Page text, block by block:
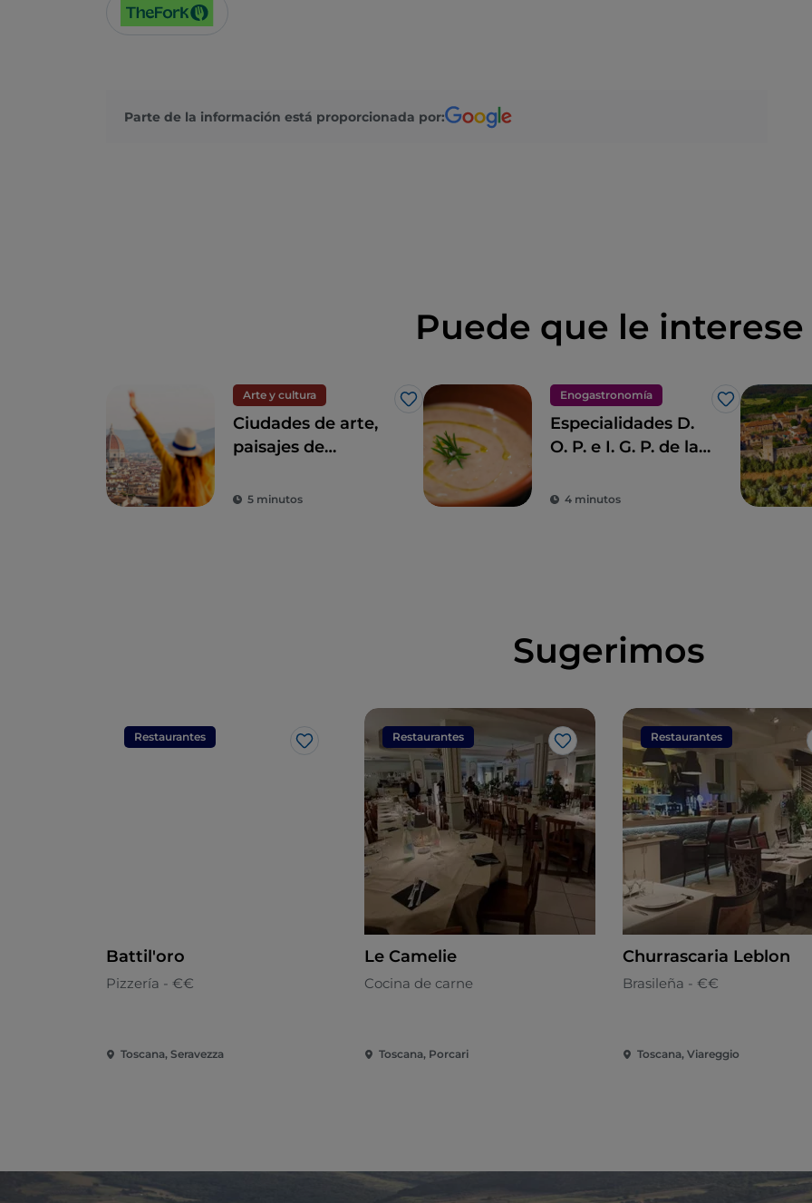
Parte de la información está proporcionada por:
Puede que le interese
Arte y cultura
Me gusta
Ciudades de arte,
paisajes de
comida: Toscana es
5 minutos
Enogastronomía
Me gusta
Especialidades D.
O. P. e I. G. P. de la
4 minutos
Sugerimos
Restaurantes
Me gusta
Battil'oro
Pizzería - €€
Toscana, Seravezza
Restaurantes
Me gusta
Le Camelie
Cocina de carne
Toscana, Porcari
Restaurantes
Churrascaria Leblon
Brasileña - €€
Toscana, Viareggio